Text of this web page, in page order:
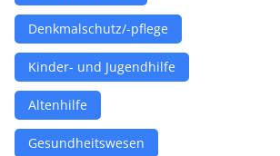
Denkmalschutz/-pflege
Kinder- und Jugendhilfe
Altenhilfe
Gesundheitswesen